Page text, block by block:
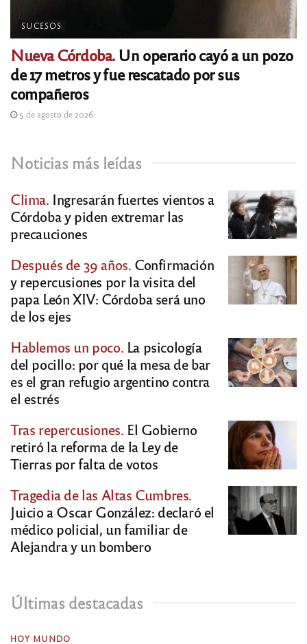
SUCESOS
Nueva Córdoba.Un operario cayó a un pozo
de 17 metros y fue rescatado por sus
compañeros
5 de agosto de 2026
Noticias más leídas
Clima. Ingresarán fuertes vientos a
Córdoba y piden extremar las
precauciones
Después de 39 años. Confirmación
y repercusiones por la visita del
papa León XIV: Córdoba será uno
de los ejes
Hablemos un poco. La psicología
del pocillo: por qué la mesa de bar
es el gran refugio argentino contra
el estrés
Tras repercusiones. El Gobierno
retiró la reforma de la Ley de
Tierras por falta de votos
Tragedia de las Altas Cumbres.
Juicio a Oscar González: declaró el
médico policial, un familiar de
Alejandra y un bombero
Últimas destacadas
HOY MUNDO